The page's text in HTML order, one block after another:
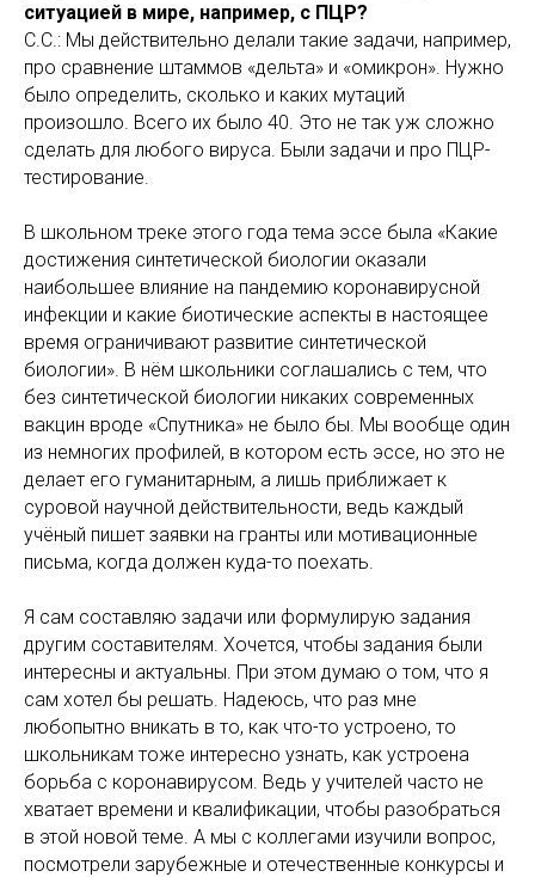
ситуацией в мире, например, с ПЦР?
С.С.: Мы действительно делали такие задачи, например,
про сравнение штаммов «дельта» и «омикрон». Нужно
было определить, сколько и каких мутаций
произошло. Всего их было 40. Это не так уж сложно
сделать для любого вируса. Были задачи и про ПЦР-
тестирование.
В школьном треке этого года тема эссе была «Какие
достижения синтетической биологии оказали
наибольшее влияние на пандемию коронавирусной
инфекции и какие биотические аспекты в настоящее
время ограничивают развитие синтетической
биологии». В нём школьники соглашались с тем, что
без синтетической биологии никаких современных
вакцин вроде «Спутника» не было бы. Мы вообще один
из немногих профилей, в котором есть эссе, но это не
делает его гуманитарным, а лишь приближает к
суровой научной действительности, ведь каждый
учёный пишет заявки на гранты или мотивационные
письма, когда должен куда-то поехать.
Я сам составляю задачи или формулирую задания
другим составителям. Хочется, чтобы задания были
интересны и актуальны. При этом думаю о том, что я
сам хотел бы решать. Надеюсь, что раз мне
любопытно вникать в то, как что-то устроено, то
школьникам тоже интересно узнать, как устроена
борьба с коронавирусом. Ведь у учителей часто не
хватает времени и квалификации, чтобы разобраться
в этой новой теме. А мы с коллегами изучили вопрос,
посмотрели зарубежные и отечественные конкурсы и